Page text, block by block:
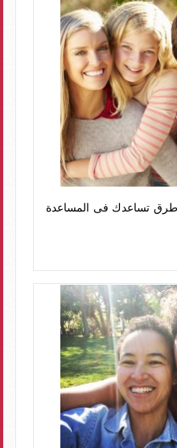
طرق تساعدك فى المساعدة